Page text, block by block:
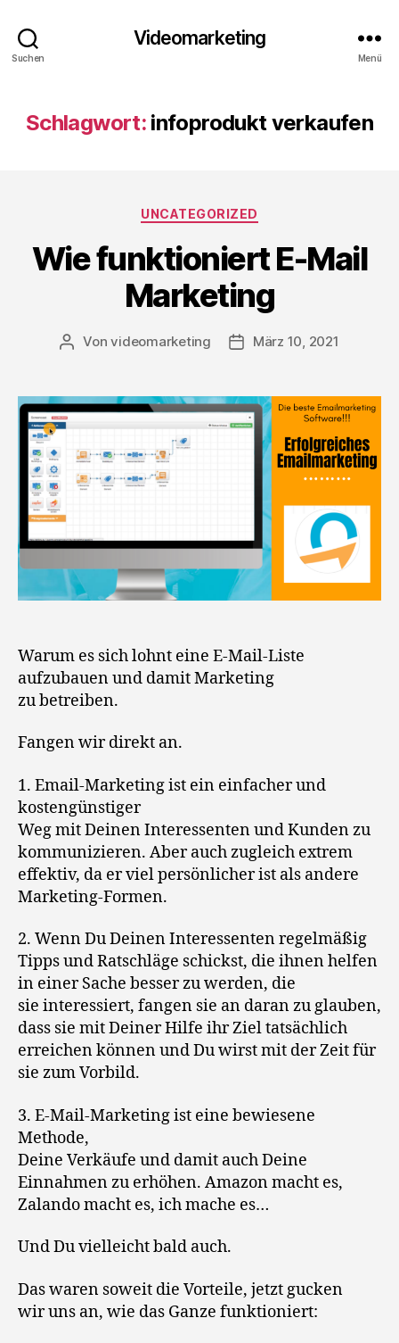
Suchen
Videomarketing
Menü
Schlagwort: infoprodukt verkaufen
Kategorien
UNCATEGORIZED
Wie funktioniert E-Mail
Marketing
Beitragsautor
Vonvideomarketing Beitragsdatum
März 10, 2021
Warum es sich lohnt eine E-Mail-Liste
aufzubauen und damit Marketing
zu betreiben.
Fangen wir direkt an.
1. Email-Marketing ist ein einfacher und
kostengünstiger
Weg mit Deinen Interessenten und Kunden zu
kommunizieren. Aber auch zugleich extrem
effektiv, da er viel persönlicher ist als andere
Marketing-Formen.
2. Wenn Du Deinen Interessenten regelmäßig
Tipps und Ratschläge schickst, die ihnen helfen
in einer Sache besser zu werden, die
sie interessiert, fangen sie an daran zu glauben,
dass sie mit Deiner Hilfe ihr Ziel tatsächlich
erreichen können und Du wirst mit der Zeit für
sie zum Vorbild.
3. E-Mail-Marketing ist eine bewiesene
Methode,
Deine Verkäufe und damit auch Deine
Einnahmen zu erhöhen. Amazon macht es,
Zalando macht es, ich mache es…
Und Du vielleicht bald auch.
Das waren soweit die Vorteile, jetzt gucken
wir uns an, wie das Ganze funktioniert: